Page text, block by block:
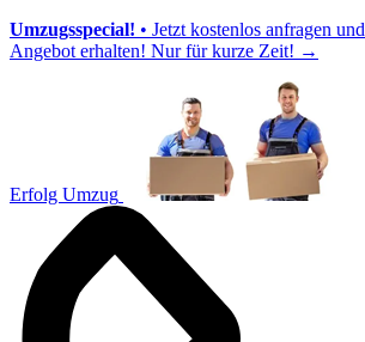
Umzugsspecial! • Jetzt kostenlos anfragen
Angebot erhalten! Nur für kurze Zeit! →
Erfolg Umzug